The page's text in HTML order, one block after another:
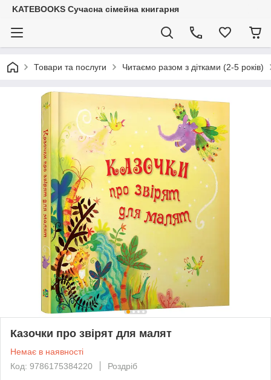
KATEBOOKS Сучасна сімейна книгарня
Товари та послуги Читаємо разом з дітками (2-5 років)
Казочки про звірят для малят
Немає в наявності
Код: 9786175384220
Роздріб